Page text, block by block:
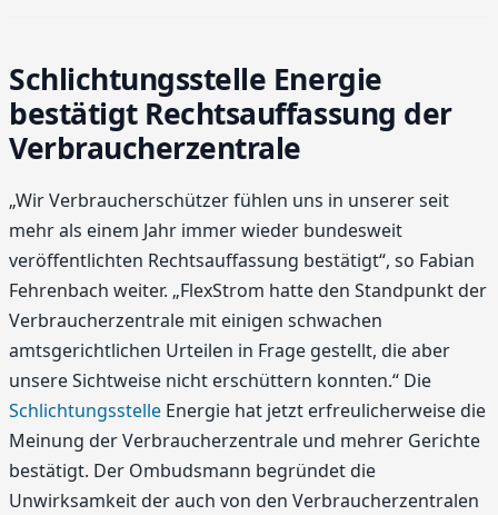
Schlichtungsstelle Energie
bestätigt Rechtsauffassung der
Verbraucherzentrale
„Wir Verbraucherschützer fühlen uns in unserer seit
mehr als einem Jahr immer wieder bundesweit
veröffentlichten Rechtsauffassung bestätigt“, so Fabian
Fehrenbach weiter. „FlexStrom hatte den Standpunkt der
Verbraucherzentrale mit einigen schwachen
amtsgerichtlichen Urteilen in Frage gestellt, die aber
unsere Sichtweise nicht erschüttern konnten.“ Die
Schlichtungsstelle Energie hat jetzt erfreulicherweise die
Meinung der Verbraucherzentrale und mehrer Gerichte
bestätigt. Der Ombudsmann begründet die
Unwirksamkeit der auch von den Verbraucherzentralen